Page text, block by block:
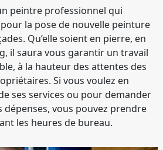
peintre professionnel qui
la pose de nouvelle peinture
Qu’elle soient en pierre, en
il saura vous garantir un travail
à la hauteur des attentes des
Si vous voulez en
ses services ou pour demander
dépenses, vous pouvez prendre
les heures de bureau.